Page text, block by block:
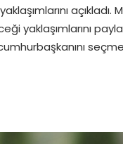
yaklaşımlarını